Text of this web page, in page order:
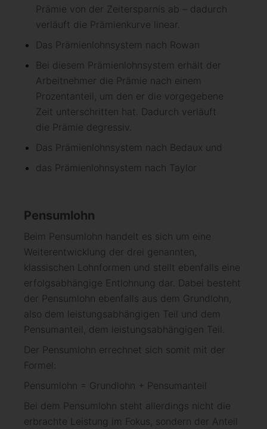
Prämie von der Zeitersparnis ab – dadurch
verläuft die Prämienkurve linear.
Das Prämienlohnsystem nach Rowan
Bei diesem Prämienlohnsystem erhält der
Arbeitnehmer die Prämie nach einem
Prozentanteil, um den er die vorgegebene
Zeit unterschritten hat. Dadurch verläuft
die Prämie degressiv.
Das Prämienlohnsystem nach Bedaux und
das Prämienlohnsystem nach Taylor
Pensumlohn
Beim Pensumlohn handelt es sich um eine
Weiterentwicklung der drei genannten,
klassischen Lohnformen und stellt ebenfalls eine
erfolgsabhängige Entlohnung dar. Dabei besteht
der Pensumlohn ebenfalls aus dem Grundlohn,
also dem leistungsabhängigen Teil und dem
Pensumanteil, dem leistungsabhängigen Teil.
Der Pensumlohn errechnet sich somit mit der
Formel:
Pensumlohn = Grundlohn + Pensumanteil
Bei dem Pensumlohn steht allerdings nicht die
erbrachte Leistung im Fokus, sondern der Anteil